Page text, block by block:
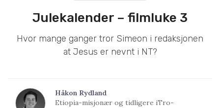
Julekalender – filmluke 3
Hvor mange ganger tror Simeon i redaksjonen
at Jesus er nevnt i NT?
Håkon Rydland
Etiopia-misjonær og tidligere iTro-